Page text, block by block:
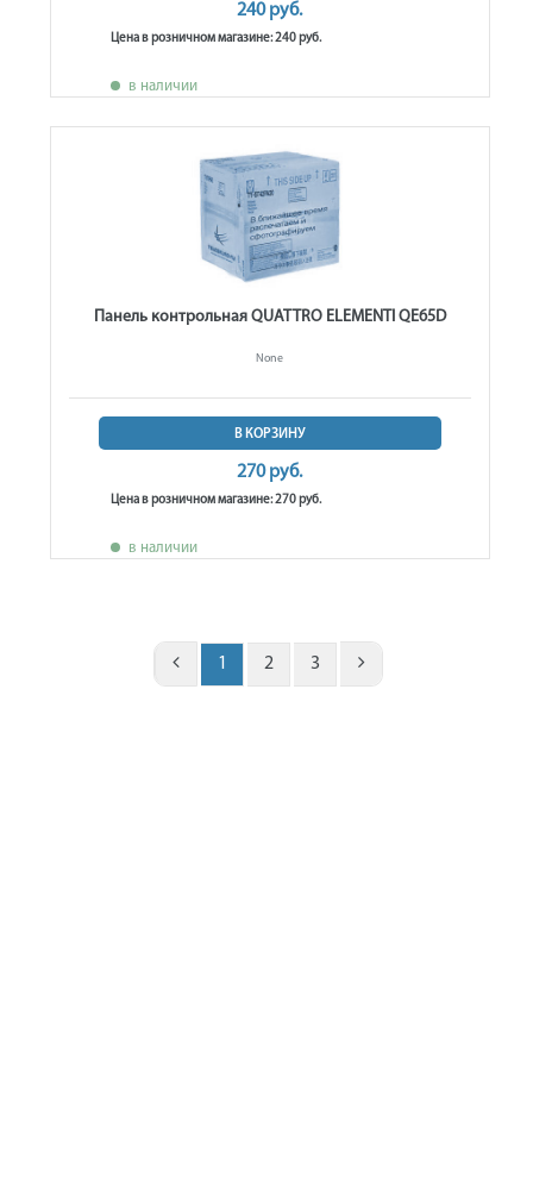
240 руб.
Цена в розничном магазине: 240 руб.
в наличии
Панель контрольная QUATTRO ELEMENTI QE65D
None
В КОРЗИНУ
270 руб.
Цена в розничном магазине: 270 руб.
в наличии
1 2 3